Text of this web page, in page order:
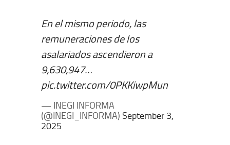
En el mismo periodo, las
remuneraciones de los
asalariados ascendieron a
9,630,947…
pic.twitter.com/0PKKiwpMun
— INEGI INFORMA
(@INEGI_INFORMA) September 3,
2025